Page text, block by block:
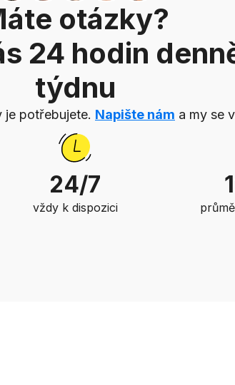
otázky?
24 hodin
týdnu
potřebujete. Napište nám a my se
24/7
vždy k dispozici